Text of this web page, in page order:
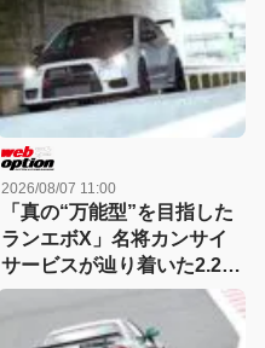
2026/08/07 11:00
「真の“万能型”を目指した
ランエボX」名将カンサイ
サービスが辿り着いた2.2L
仕様を紐解く